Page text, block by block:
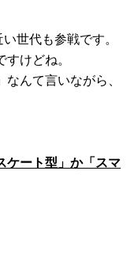
世代も参戦です。
すけどね。
なんて言いながら、
ケート型」か「スマ